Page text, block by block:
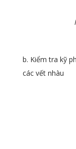
b. Kiểm tra kỹ
các vết nhàu